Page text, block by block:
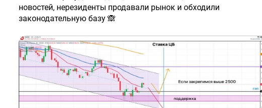
новостей, нерезиденты продавали рынок и обходили
законодательную базу 🙈